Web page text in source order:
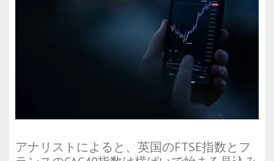
アナリストによると、英国のFTSE指数とフ